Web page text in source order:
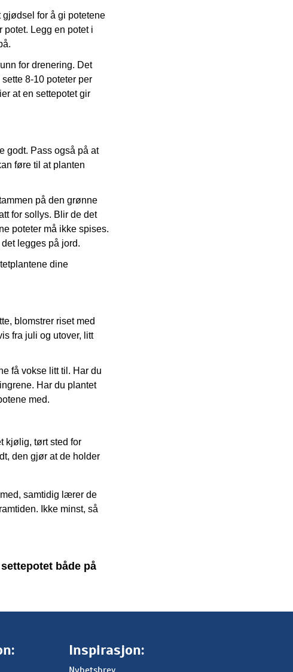
for å gi potetene
potet. Legg en potet i
for drenering. Det
8-10 poteter per
at en settepotet gir
godt. Pass også på at
føre til at planten
på den grønne
for sollys. Blir de det
poteter må ikke spises.
legges på jord.
dine
blomstrer riset med
fra juli og utover, litt
få vokse litt til. Har du
Har du plantet
med.
kjølig, tørt sted for
den gjør at de holder
samtidig lærer de
Ikke minst, så
både på
Inspirasjon: